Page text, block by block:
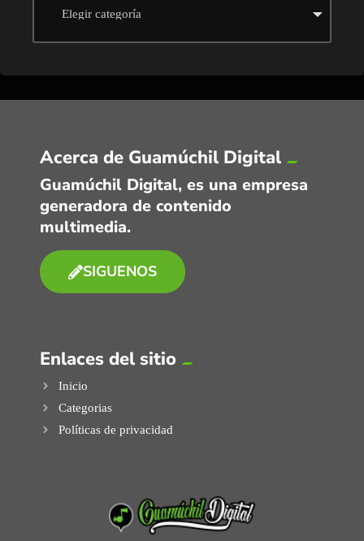
Acerca de Guamúchil Digital
Guamúchil Digital, es una empresa
generadora de contenido
multimedia.
SIGUENOS
Enlaces del sitio
Inicio
Categorias
Políticas de privacidad